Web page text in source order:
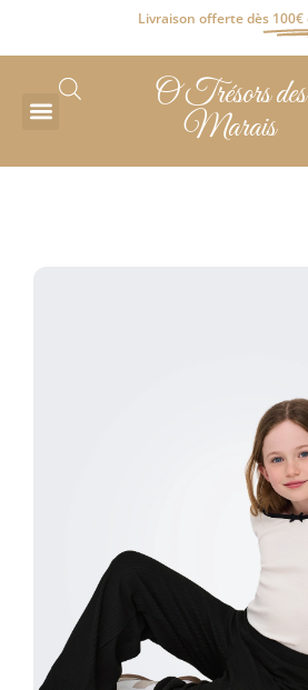
Livraison offerte dès
O Trésors des
Marais